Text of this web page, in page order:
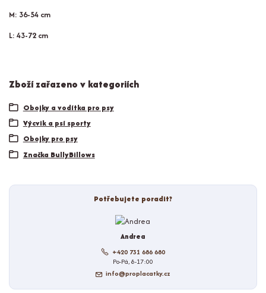
M: 36-54 cm
L: 43-72 cm
Zboží zařazeno v kategoriích
Obojky a vodítka pro psy
Výcvik a psí sporty
Obojky pro psy
Značka BullyBillows
Potřebujete poradit?
Andrea
+420 731 686 680
Po-Pá, 8-17:00
info@proplacatky.cz